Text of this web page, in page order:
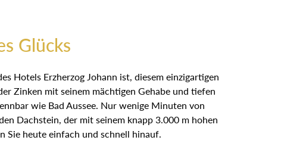
Glücks
Hotels Erzherzog Johann ist, diesem einzigartigen
Zinken mit seinem mächtigen Gehabe und tiefen
wie Bad Aussee. Nur wenige Minuten von
Dachstein, der mit seinem knapp 3.000 m hohen
Sie heute einfach und schnell hinauf.